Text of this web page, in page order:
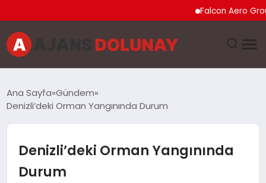
Falcon Aero Group,
EKONOMI
GENEL
Ana Sayfa Gündem
Denizli’deki Orman Yangınında Durum
Denizli’deki Orman Yangınında
Durum